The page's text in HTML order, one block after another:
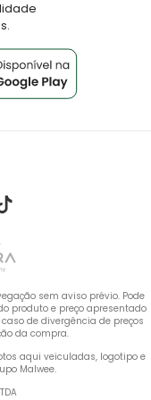
sem aviso prévio. Pode
produto e preço apresentado
de divergência de preços
da compra.
Malwee.